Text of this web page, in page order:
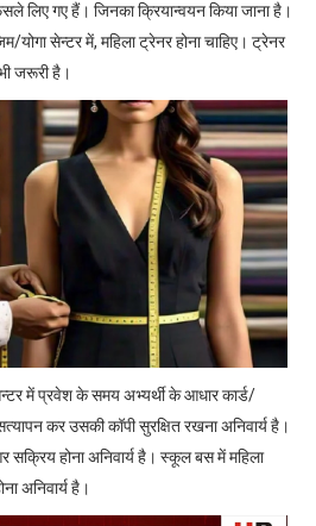
लिए गए हैं। जिनका क्रियान्वयन किया जाना है।
योगा सेन्टर में, महिला ट्रेनर होना चाहिए। ट्रेनर
जरूरी है।
में प्रवेश के समय अभ्यर्थी के आधार कार्ड/
कर उसकी कॉपी सुरक्षित रखना अनिवार्य है।
सक्रिय होना अनिवार्य है। स्कूल बस में महिला
अनिवार्य है।